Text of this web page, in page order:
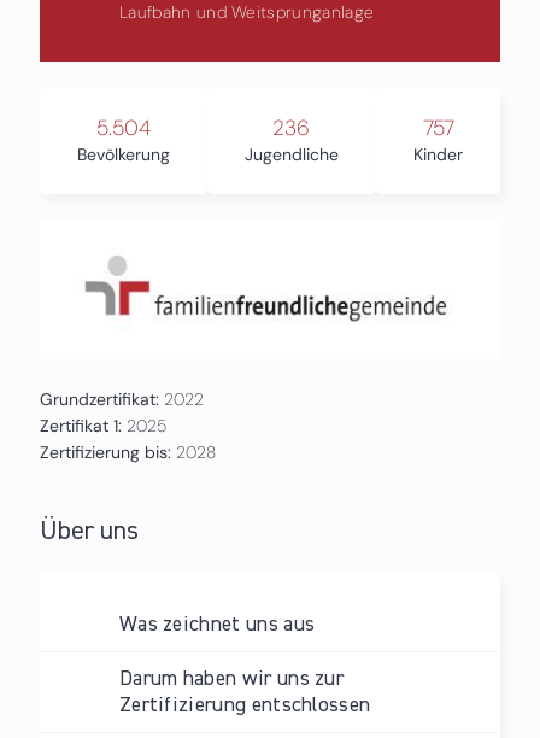
Laufbahn und Weitsprunganlage
5.504
Bevölkerung
236
Jugendliche
757
Kinder
Grundzertifikat: 2022
Zertifikat 1: 2025
Zertifizierung bis: 2028
Über uns
Was zeichnet uns aus
Darum haben wir uns zur
Zertifizierung entschlossen